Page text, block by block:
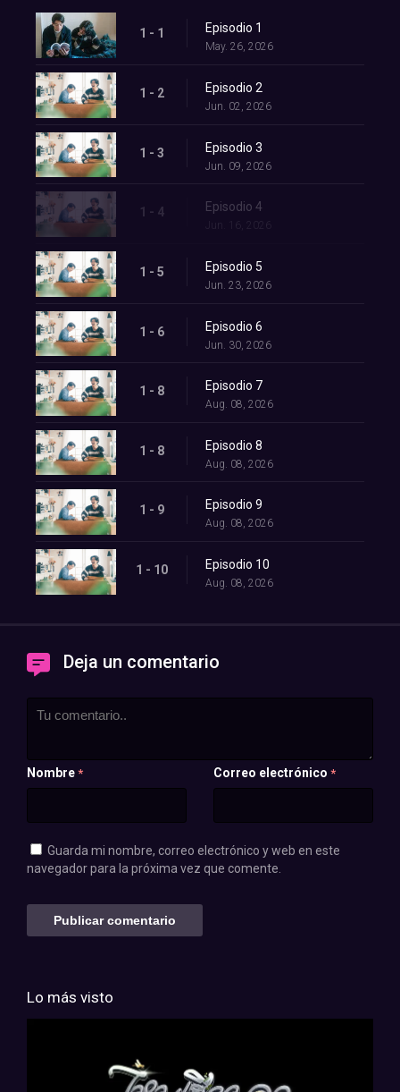
1 - 1 Episodio 1
May. 26, 2026
1 - 2 Episodio 2
Jun. 02, 2026
1 - 3 Episodio 3
Jun. 09, 2026
1 - 4 Episodio 4
Jun. 16, 2026
1 - 5 Episodio 5
Jun. 23, 2026
1 - 6 Episodio 6
Jun. 30, 2026
1 - 8 Episodio 7
Aug. 08, 2026
1 - 8 Episodio 8
Aug. 08, 2026
1 - 9 Episodio 9
Aug. 08, 2026
1 - 10 Episodio 10
Aug. 08, 2026
Deja un comentario
Nombre * Correo electrónico *
Guarda mi nombre, correo electrónico y web en este
navegador para la próxima vez que comente.
Lo más visto